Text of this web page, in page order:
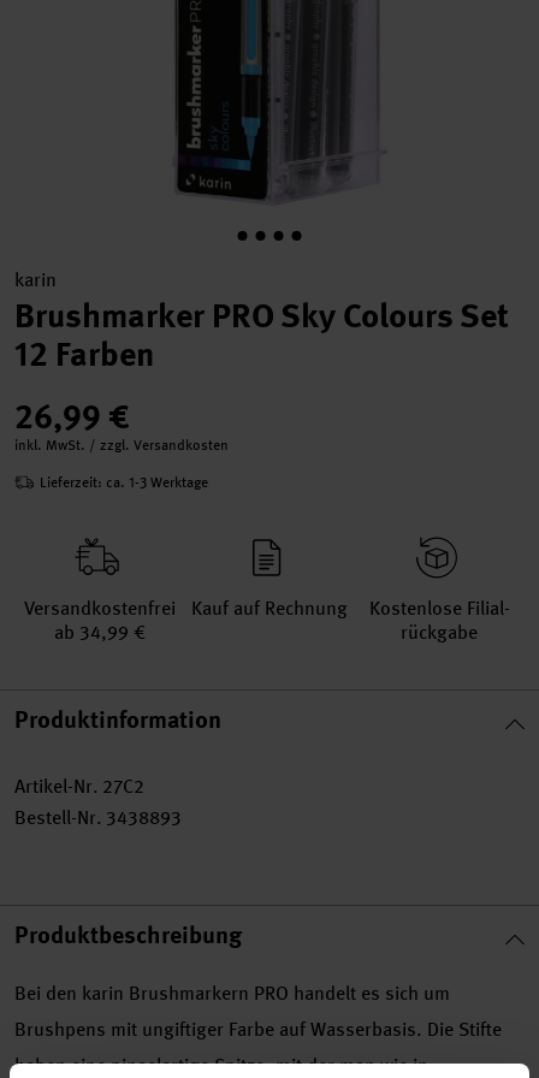
karin
Brushmarker PRO Sky Colours Set
12 Farben
26,99 €
inkl. MwSt. / zzgl. Versandkosten
Lieferzeit: ca. 1-3 Werktage
Versand­kosten­frei
ab 34,99 €
Kauf auf Rechnung
Kosten­lose Filial­
rückgabe
Produktinformation
Artikel-Nr. 27C2
Bestell-Nr. 3438893
Produktbeschreibung
Bei den karin Brushmarkern PRO handelt es sich um
Brushpens mit ungiftiger Farbe auf Wasserbasis. Die Stifte
haben eine pinselartige Spitze, mit der man wie in